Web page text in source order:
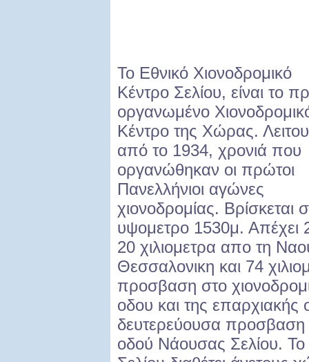
Το Εθνικό Χιονοδρομικό
Κέντρο Σελίου, είναι το
οργανωμένο
Κέντρο της Χώρας.
από το 1934, χρονιά που
οργανώθηκαν οι πρώτοι
Πανελλήνιοι αγώνες
χιονοδρομίας. Βρίσκεται
υψομετρο 1530μ. Απέχει
20 χιλιομετρα απο τη
Θεσσαλονικη και 74
προσβαση στο
οδου και της
δευτερεύουσα προσβαση
οδού Νάουσας Σελίου. Το